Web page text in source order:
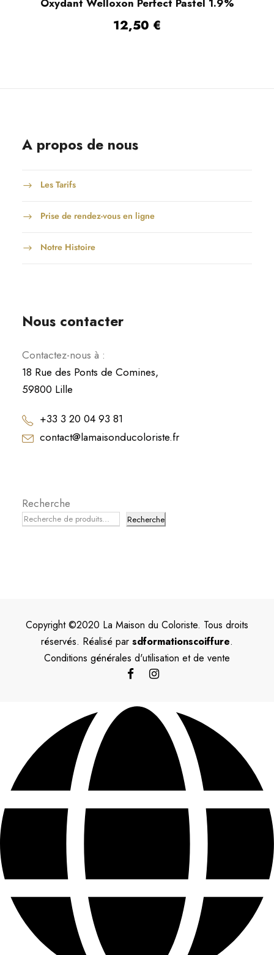
Oxydant Welloxon Perfect Pastel 1.9%
12,50 €
A propos de nous
Les Tarifs
Prise de rendez-vous en ligne
Notre Histoire
Nous contacter
Contactez-nous à :
18 Rue des Ponts de Comines,
59800 Lille
+33 3 20 04 93 81
contact@lamaisonducoloriste.fr
Recherche
Recherche
Copyright ©2020 La Maison du Coloriste. Tous droits
réservés. Réalisé par sdformationscoiffure.
Conditions générales d'utilisation et de vente